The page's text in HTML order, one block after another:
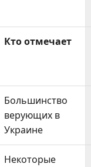
Кто отмечает
Большинство
верующих в
Украине
Некоторые